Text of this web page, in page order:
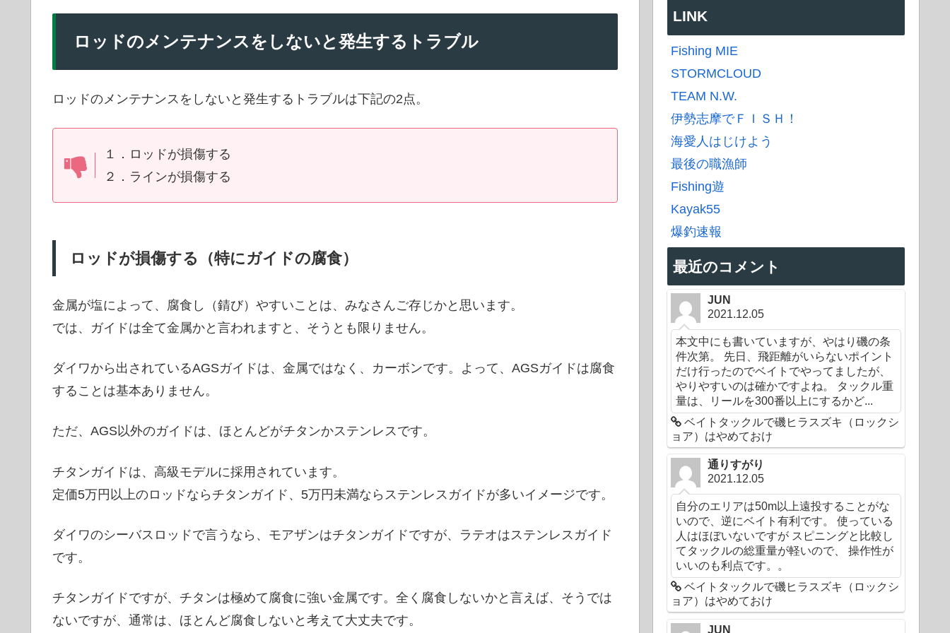
ロッドのメンテナンスをしないと発生するトラブル
ロッドのメンテナンスをしないと発生するトラブルは下記の2点。
１．ロッドが損傷する
２．ラインが損傷する
ロッドが損傷する（特にガイドの腐食）
金属が塩によって、腐食し（錆び）やすいことは、みなさんご存じかと思います。
では、ガイドは全て金属かと言われますと、そうとも限りません。
ダイワから出されているAGSガイドは、金属ではなく、カーボンです。よって、AGSガイドは腐食
することは基本ありません。
ただ、AGS以外のガイドは、ほとんどがチタンかステンレスです。
チタンガイドは、高級モデルに採用されています。
定価5万円以上のロッドならチタンガイド、5万円未満ならステンレスガイドが多いイメージです。
ダイワのシーバスロッドで言うなら、モアザンはチタンガイドですが、ラテオはステンレスガイド
です。
チタンガイドですが、チタンは極めて腐食に強い金属です。全く腐食しないかと言えば、そうでは
ないですが、通常は、ほとんど腐食しないと考えて大丈夫です。
LINK
Fishing MIE
STORMCLOUD
TEAM N.W.
伊勢志摩でＦＩＳＨ！
海愛人はじけよう
最後の職漁師
Fishing遊
Kayak55
爆釣速報
最近のコメント
JUN
2021.12.05
本文中にも書いていますが、やはり磯の条
件次第。 先日、飛距離がいらないポイント
だけ行ったのでベイトでやってましたが、
やりやすいのは確かですよね。 タックル重
量は、リールを300番以上にするかど...
ベイトタックルで磯ヒラスズキ（ロックシ
ョア）はやめておけ
通りすがり
2021.12.05
自分のエリアは50m以上遠投することがな
いので、逆にベイト有利です。 使っている
人はほぼいないですが スピニングと比較し
てタックルの総重量が軽いので、 操作性が
いいのも利点です。。
ベイトタックルで磯ヒラスズキ（ロックシ
ョア）はやめておけ
JUN